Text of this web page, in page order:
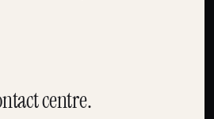
centre.